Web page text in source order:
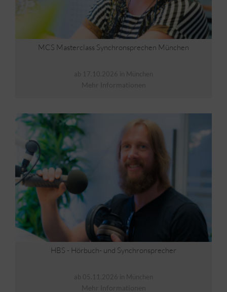
MCS Masterclass Synchronsprechen München
ab 17.10.2026 in München
Mehr Informationen
HBS - Hörbuch- und Synchronsprecher
ab 05.11.2026 in München
Mehr Informationen